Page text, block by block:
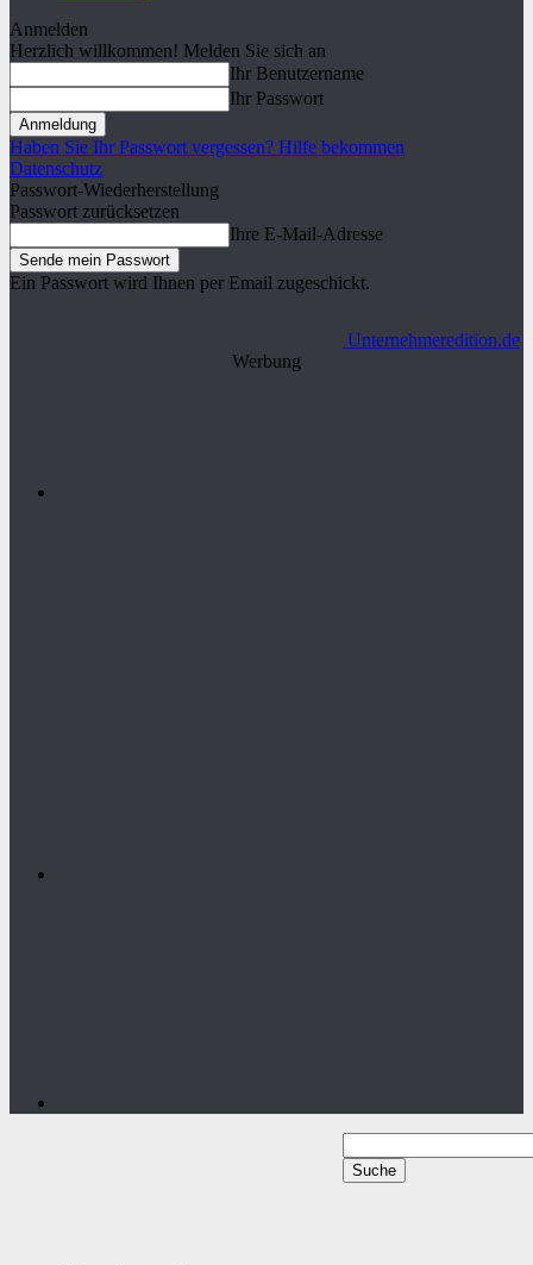
Anmelden
Herzlich willkommen! Melden Sie sich an
Ihr Benutzername
Ihr Passwort
Haben Sie Ihr Passwort vergessen? Hilfe bekommen
Datenschutz
Passwort-Wiederherstellung
Passwort zurücksetzen
Ihre E-Mail-Adresse
Ein Passwort wird Ihnen per Email zugeschickt.
Unternehmeredition.de
Werbung